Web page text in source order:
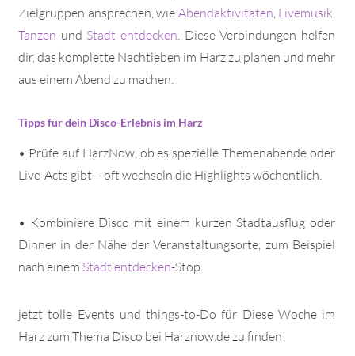
Zielgruppen ansprechen, wie Abendaktivitäten, Livemusik,
Tanzen und Stadt entdecken. Diese Verbindungen helfen
dir, das komplette Nachtleben im Harz zu planen und mehr
aus einem Abend zu machen.
Tipps für dein Disco-Erlebnis im Harz
• Prüfe auf HarzNow, ob es spezielle Themenabende oder
Live-Acts gibt – oft wechseln die Highlights wöchentlich.
• Kombiniere Disco mit einem kurzen Stadtausflug oder
Dinner in der Nähe der Veranstaltungsorte, zum Beispiel
nach einem Stadt entdecken-Stop.
jetzt tolle Events und things-to-Do für Diese Woche im
Harz zum Thema Disco bei Harznow.de zu finden!